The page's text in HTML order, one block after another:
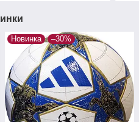
Новинка –30%